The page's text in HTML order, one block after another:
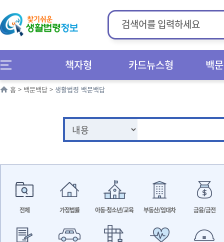
책자형 카드뉴스형 백
홈 > 백문백답 > 생활법령 백문백답
전체 가정법률 아동·청소년/교육 부동산/임대차 금융/금전